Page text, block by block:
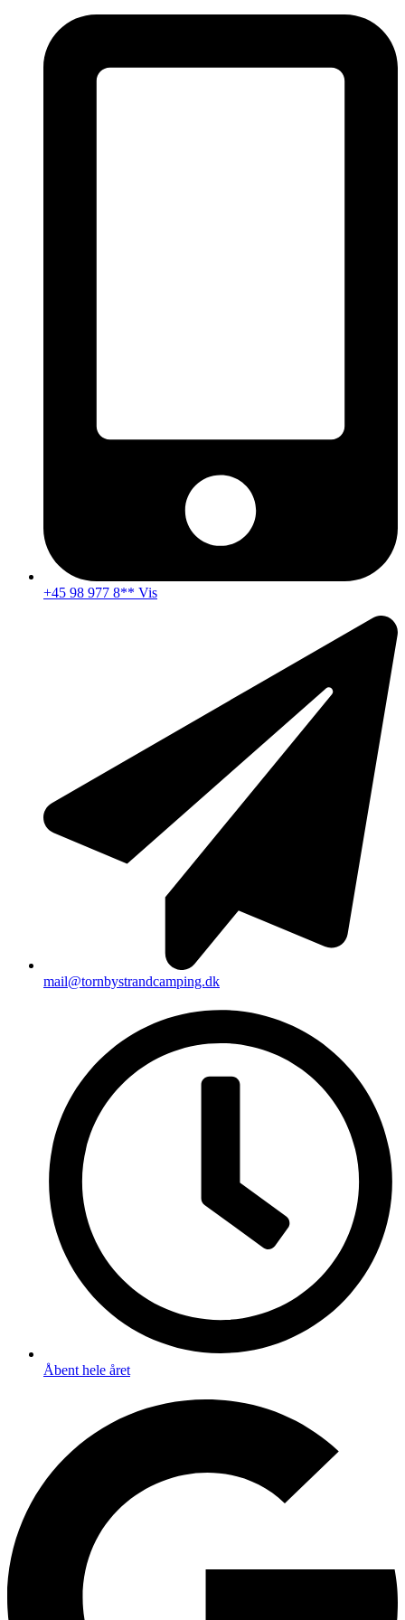
+45 98 977 8** Vis
mail@tornbystrandcamping.dk
Åbent hele året